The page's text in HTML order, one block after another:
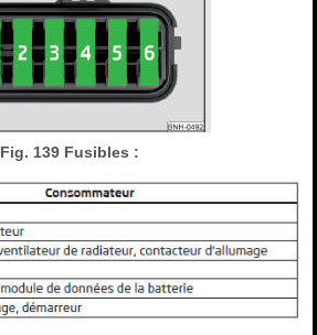
Fig. 139 Fusibles :